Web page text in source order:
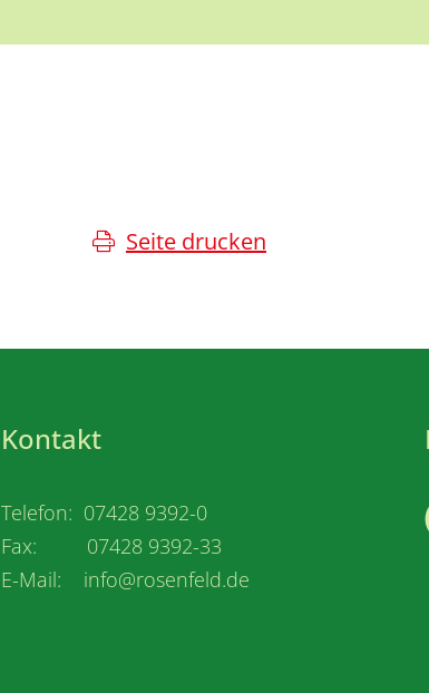
Seite drucken
Kontakt
Telefon: 07428 9392-0
Fax: 07428 9392-33
E-Mail: info@rosenfeld.de